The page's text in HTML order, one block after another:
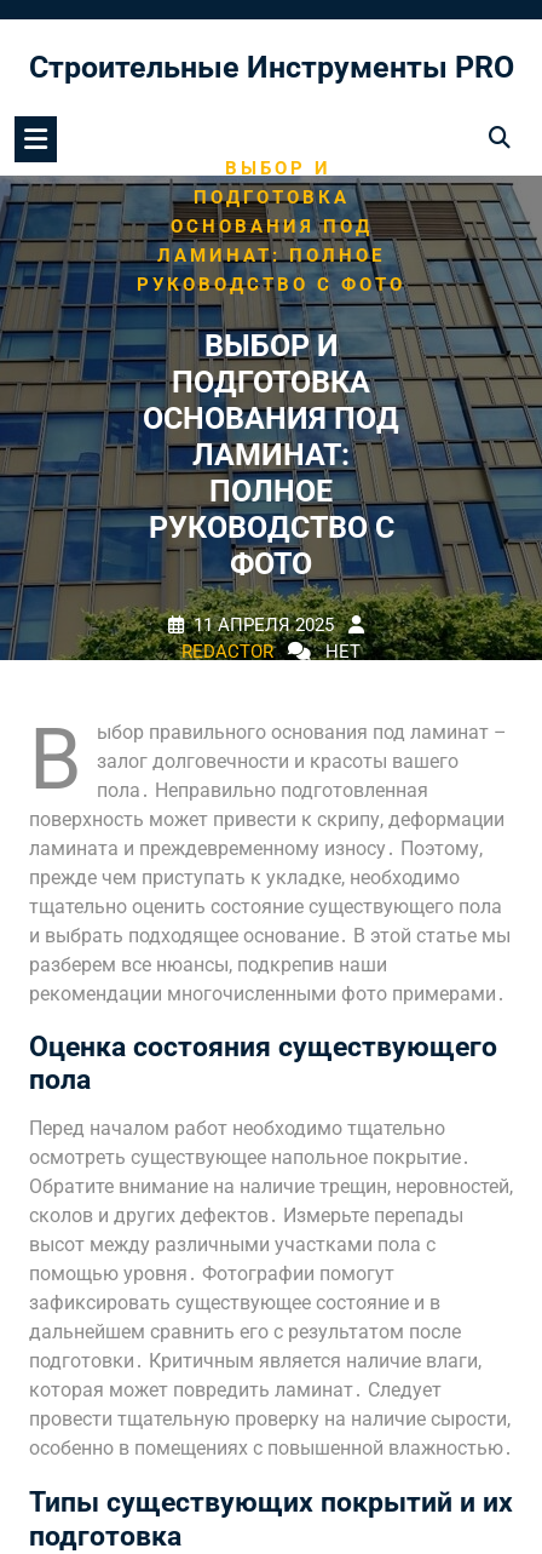
содержимому
Строительные Инструменты PRO
ВЫБОР И
ПОДГОТОВКА
ОСНОВАНИЯ ПОД
ЛАМИНАТ: ПОЛНОЕ
РУКОВОДСТВО С ФОТО
ВЫБОР И
ПОДГОТОВКА
ОСНОВАНИЯ ПОД
ЛАМИНАТ:
ПОЛНОЕ
РУКОВОДСТВО С
ФОТО
11 АПРЕЛЯ 2025
REDACTOR
НЕТ
В
ыбор правильного основания под ламинат –
залог долговечности и красоты вашего
пола․ Неправильно подготовленная
поверхность может привести к скрипу, деформации
ламината и преждевременному износу․ Поэтому,
прежде чем приступать к укладке, необходимо
тщательно оценить состояние существующего пола
и выбрать подходящее основание․ В этой статье мы
разберем все нюансы, подкрепив наши
рекомендации многочисленными фото примерами․
Оценка состояния существующего
пола
Перед началом работ необходимо тщательно
осмотреть существующее напольное покрытие․
Обратите внимание на наличие трещин, неровностей,
сколов и других дефектов․ Измерьте перепады
высот между различными участками пола с
помощью уровня․ Фотографии помогут
зафиксировать существующее состояние и в
дальнейшем сравнить его с результатом после
подготовки․ Критичным является наличие влаги,
которая может повредить ламинат․ Следует
провести тщательную проверку на наличие сырости,
особенно в помещениях с повышенной влажностью․
Типы существующих покрытий и их
подготовка